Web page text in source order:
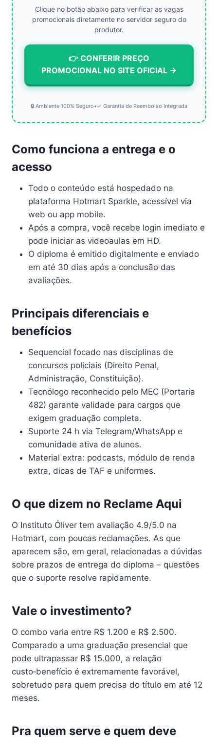
Clique no botão abaixo para verificar as vagas
promocionais diretamente no servidor seguro do
produtor.
👉 CONFERIR PREÇO
PROMOCIONAL NO SITE OFICIAL →
🔒 Ambiente 100% Seguro•✓ Garantia de Reembolso Integrada
Como funciona a entrega e o
acesso
Todo o conteúdo está hospedado na
plataforma Hotmart Sparkle, acessível via
web ou app mobile.
Após a compra, você recebe login imediato e
pode iniciar as videoaulas em HD.
O diploma é emitido digitalmente e enviado
em até 30 dias após a conclusão das
avaliações.
Principais diferenciais e
benefícios
Sequencial focado nas disciplinas de
concursos policiais (Direito Penal,
Administração, Constituição).
Tecnólogo reconhecido pelo MEC (Portaria
482) garante validade para cargos que
exigem graduação completa.
Suporte 24 h via Telegram/WhatsApp e
comunidade ativa de alunos.
Material extra: podcasts, módulo de renda
extra, dicas de TAF e uniformes.
O que dizem no Reclame Aqui
O Instituto Óliver tem avaliação 4.9/5.0 na
Hotmart, com poucas reclamações. As que
aparecem são, em geral, relacionadas a dúvidas
sobre prazos de entrega do diploma – questões
que o suporte resolve rapidamente.
Vale o investimento?
O combo varia entre R$ 1.200 e R$ 2.500.
Comparado a uma graduação presencial que
pode ultrapassar R$ 15.000, a relação
custo‑benefício é extremamente favorável,
sobretudo para quem precisa do título em até 12
meses.
Pra quem serve e quem deve